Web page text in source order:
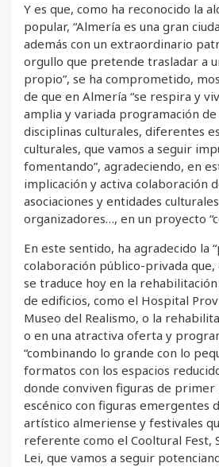
Y es que, como ha reconocido la
popular, “Almería es una gran
además con un extraordinario
orgullo que pretende trasladar a
propio”, se ha comprometido,
de que en Almería “se respira y
amplia y variada programación
disciplinas culturales, diferentes
culturales, que vamos a seguir
fomentando”, agradeciendo, en
implicación y activa colaboración
asociaciones y entidades
organizadores…, en un proyecto
En este sentido, ha agradecido la
colaboración público-privada
se traduce hoy en la
de edificios, como el Hospital
Museo del Realismo, o la
o en una atractiva oferta y
“combinando lo grande con lo
formatos con los espacios
donde conviven figuras de
escénico con figuras emergentes
artístico almeriense y festivales
referente como el Cooltural Fest,
Lei, que vamos a seguir